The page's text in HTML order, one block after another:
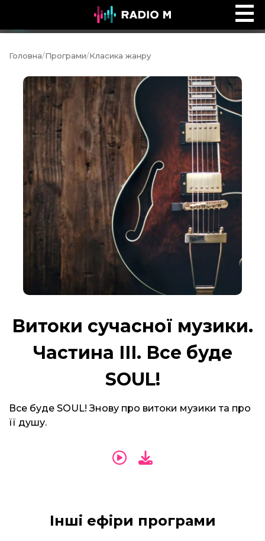
Ефір Radio M
Головна/Програми/Класика жанру
Витоки сучасної музики.
Частина ІІІ. Все буде
SOUL!
Все буде SOUL! Знову про витоки музики та про
її душу.
Інші ефіри програми